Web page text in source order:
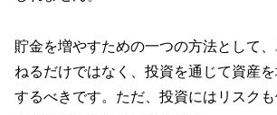
貯金を増やすための一つの方法として
ねるだけではなく、投資を通じて資産
するべきです。ただ、投資にはリスク